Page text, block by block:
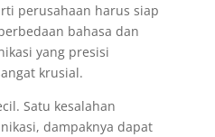
perusahaan harus siap
bahasa dan
yang presisi
krusial.
Satu kesalahan
dampaknya dapat